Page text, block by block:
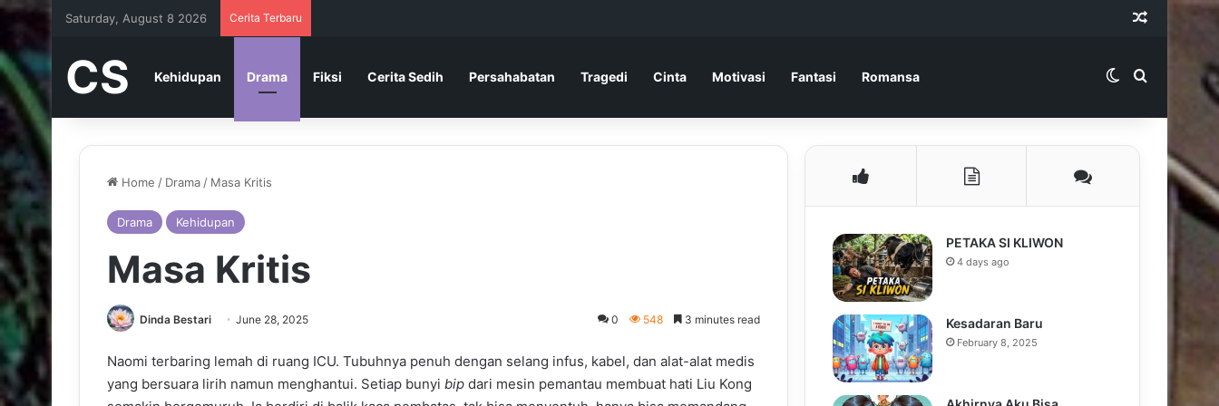
Saturday, August 8 2026 Cerita Terbaru Random
CS Kehidupan Drama Fiksi Cerita Sedih Persahabatan Tragedi Cinta Motivasi Fantasi Romansa Switch skin
Search for
Home / Drama / Masa Kritis
Drama Kehidupan
Masa Kritis
Dinda Bestari June 28, 2025 0 548 3 minutes read
Naomi terbaring lemah di ruang ICU. Tubuhnya penuh dengan selang infus, kabel, dan alat-alat medis
yang bersuara lirih namun menghantui. Setiap bunyi bip dari mesin pemantau membuat hati Liu Kong
PETAKA SI KLIWON
4 days ago
Kesadaran Baru
February 8, 2025